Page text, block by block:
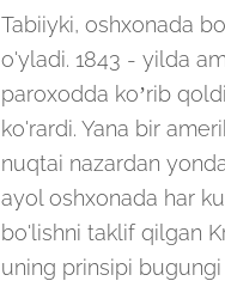
Tabiiyki, oshxonada
o'yladi. 1843 - yilda
paroxodda ko’rib
ko'rardi. Yana bir
nuqtai nazardan
ayol oshxonada har
bo'lishni taklif qilgan
uning prinsipi